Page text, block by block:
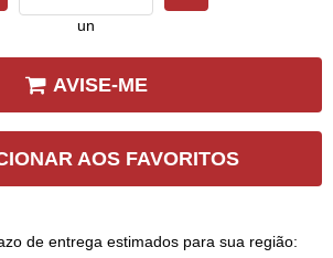
un
AVISE-ME
AOS FAVORITOS
de entrega estimados para sua região: